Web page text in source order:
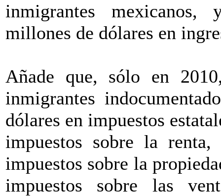
inmigrantes
millones de dólares en
Añade que, sólo en
inmigrantes
dólares en impuestos
impuestos sobre la
impuestos sobre la
impuestos sobre las